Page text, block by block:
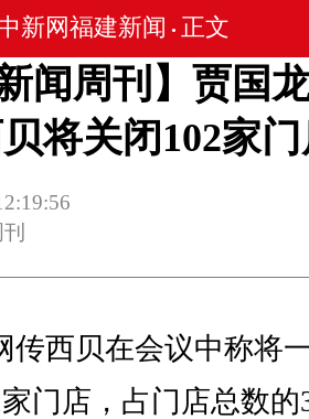
新网福建新闻 • 正文
闻周刊】贾国
将关闭102家
西贝在会议中称将
门店，占门店总数的